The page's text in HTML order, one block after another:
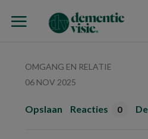
OMGANG EN RELATIE
06 NOV 2025
Opslaan Reacties 0